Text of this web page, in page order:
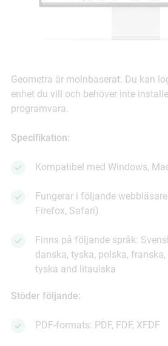
Geometra är molnbaserat. Du kan
enhet du vill och behöver inte
programvara.
Specifikation:
Kompatibel med Windows,
Fungerar i följande
Firefox, Safari)
Finns på följande språk:
danska, tyska, polska,
tyska and litauiska
Stöder följande:
PDF-formats: PDF, FDF, XFDF